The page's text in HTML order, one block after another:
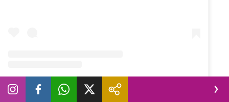
Un post condiviso da Le Iene (@redazioneiene)